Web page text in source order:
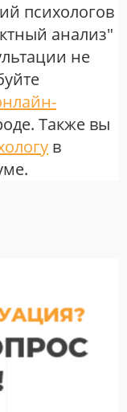
психологов
анализ"
не
Также вы
в